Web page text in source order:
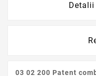
03 02 200 Patent